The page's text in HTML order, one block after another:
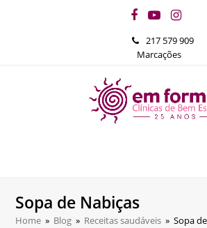
Facebook
YouTube
217 579 909
Marcações
Sopa de Nabiças
Home » Blog » Receitas saudáveis » Sopa